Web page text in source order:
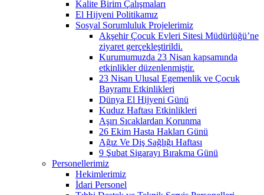
Kalite Birim Çalışmaları
El Hijyeni Politikamız
Sosyal Sorumluluk Projelerimiz
Akşehir Çocuk Evleri Sitesi Müdürlüğü’ne
ziyaret gerçekleştirildi.
Kurumumuzda 23 Nisan kapsamında
etkinlikler düzenlenmiştir.
23 Nisan Ulusal Egemenlik ve Çocuk
Bayramı Etkinlikleri
Dünya El Hijyeni Günü
Kuduz Haftası Etkinlikleri
Aşırı Sıcaklardan Korunma
26 Ekim Hasta Hakları Günü
Ağız Ve Diş Sağlığı Haftası
9 Şubat Sigarayı Bırakma Günü
Personellerimiz
Hekimlerimiz
İdari Personel